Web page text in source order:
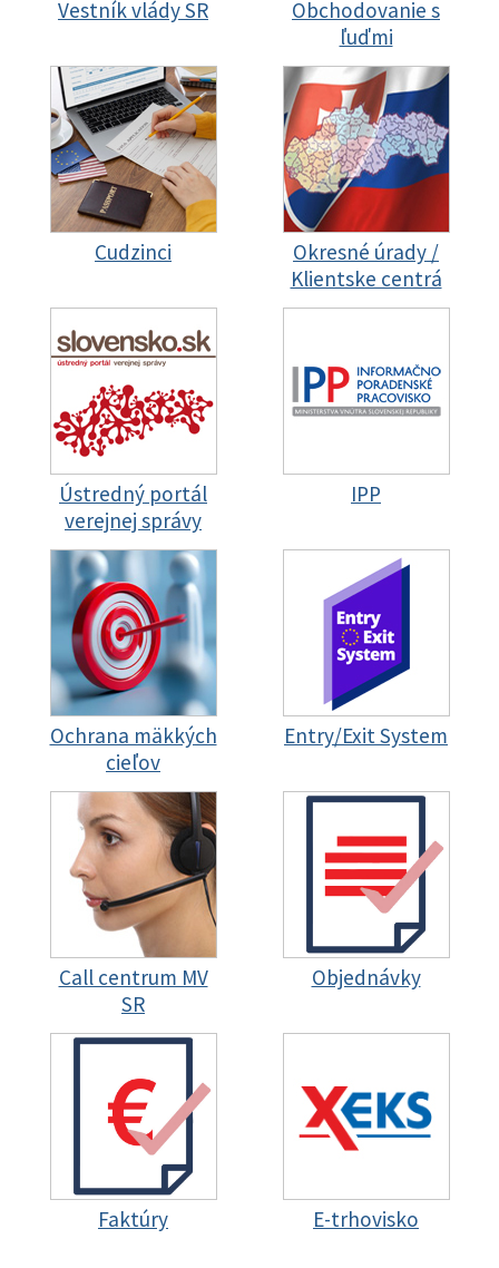
Vestník vlády SR
Obchodovanie s
ľuďmi
Cudzinci
Okresné úrady /
Klientske centrá
Ústredný portál
verejnej správy
IPP
Ochrana mäkkých
cieľov
Entry/Exit System
Call centrum MV
SR
Objednávky
Faktúry E-trhovisko